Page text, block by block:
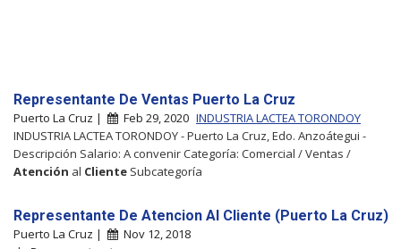
Representante De Ventas Puerto La Cruz
Puerto La Cruz | Feb 29, 2020 INDUSTRIA LACTEA TORONDOY
INDUSTRIA LACTEA TORONDOY - Puerto La Cruz, Edo. Anzoátegui -
Descripción Salario: A convenir Categoría: Comercial / Ventas /
Atención al Cliente Subcategoría
Representante De Atencion Al Cliente (Puerto La Cruz)
Puerto La Cruz |
Nov 12, 2018